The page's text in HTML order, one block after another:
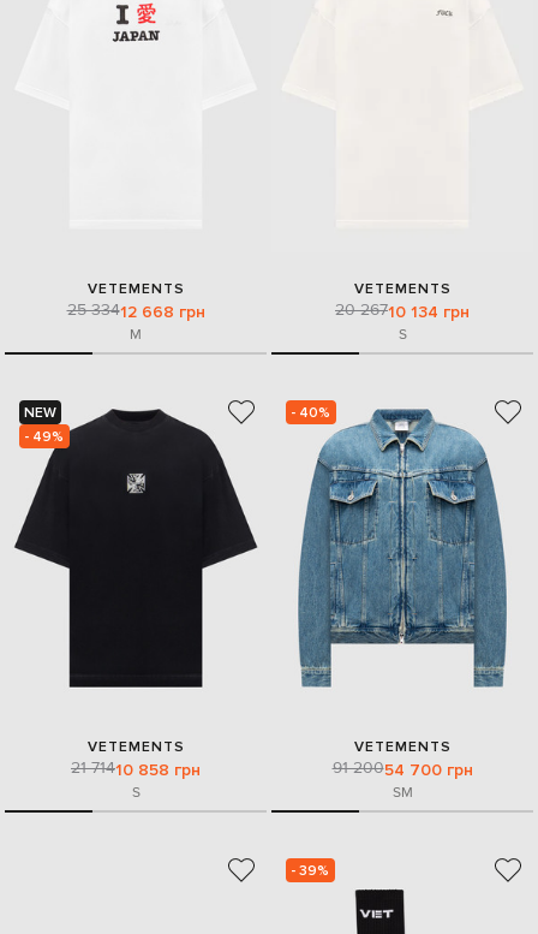
VETEMENTS
25 33412 668 грн
M
VETEMENTS
20 26710 134 грн
S
NEW
- 49%
VETEMENTS
21 71410 858 грн
S
- 40%
VETEMENTS
91 20054 700 грн
SM
- 39%